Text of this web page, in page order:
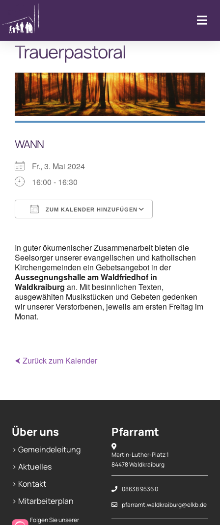
Inhalt
springen
Kalender & Aktuelles
LebenFeiern
Alphakurs
Trauerpastoral
WANN
Fr., 3. Mai 2024
16:00 - 16:30
ZUM KALENDER HINZUFÜGEN
In guter ökumenischer Zusammenarbeit bieten die
Seelsorger unserer evangelischen und katholischen
Kirchengemeinden ein Gebetsangebot in der
Aussegnungshalle am Waldfriedhof in
Waldkraiburg an. Mit besinnlichen Texten,
ausgewählten Musikstücken und Gebeten gedenken
wir unserer Verstorbenen, jeweils am ersten Freitag im
Monat.
⮜ Zurück zum Kalender
Über uns
> Gemeindeleitung
> Aktuelles
> Kontakt
> Mitarbeiterplan
Folgen Sie unserer
Pfarramt
Martin-Luther-Platz 1
84478 Waldkraiburg
08638 9536 0
pfarramt.waldkraiburg@elkb.de